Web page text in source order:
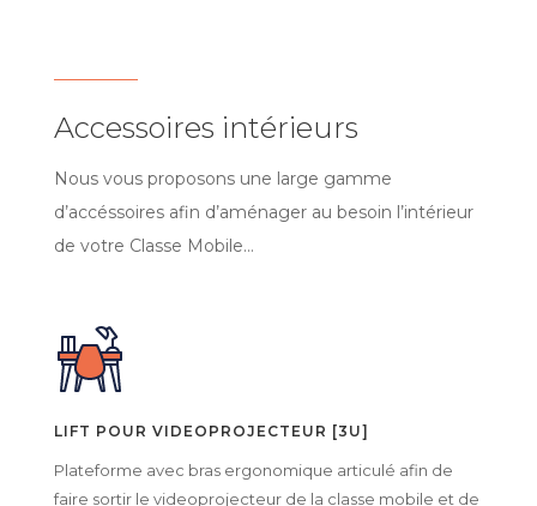
Accessoires intérieurs
Nous vous proposons une large gamme
d’accéssoires afin d’aménager au besoin l’intérieur
de votre Classe Mobile…
LIFT POUR VIDEOPROJECTEUR [3U]
Plateforme avec bras ergonomique articulé afin de
faire sortir le videoprojecteur de la classe mobile et de